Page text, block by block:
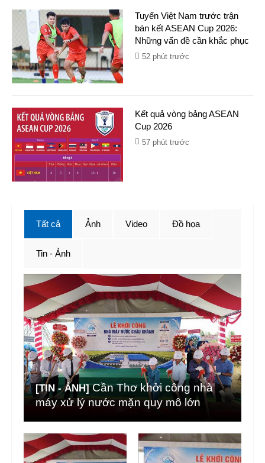
Tuyển Việt Nam trước trận
bán kết ASEAN Cup 2026:
Những vấn đề cần khắc phục
52 phút trước
Kết quả vòng bảng ASEAN
Cup 2026
57 phút trước
Tất cả
[TIN - ẢNH] Cần Thơ khởi công nhà
máy xử lý nước mặn quy mô lớn
Ảnh Video Đồ họa
Tin - Ảnh